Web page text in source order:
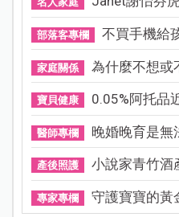
部落客專欄 不買手機給
家庭關係 為什麼不想或
寶貝健康 0.05%阿托品
醫師專欄 晚婚晚育是無
產後照護 小說家青竹酒
專家專欄 守護寶寶的黃